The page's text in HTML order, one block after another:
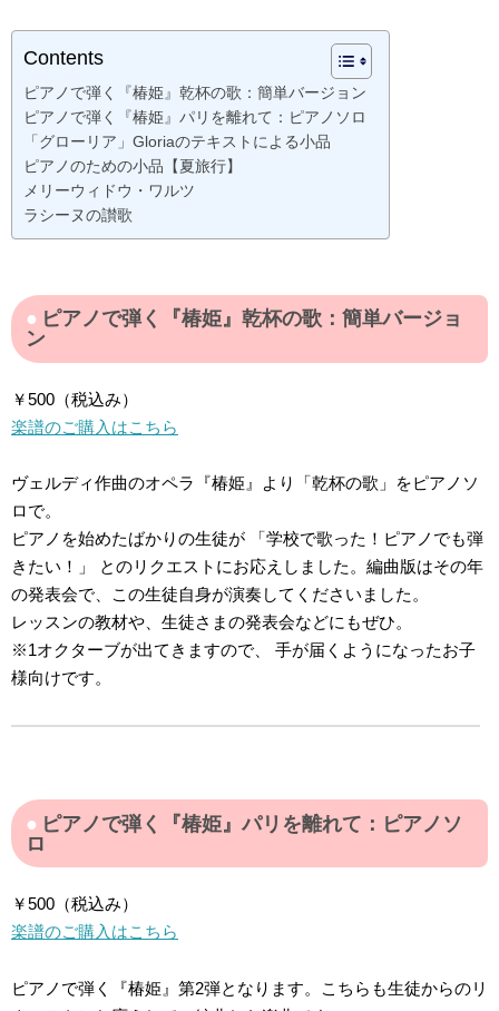
Contents
ピアノで弾く『椿姫』乾杯の歌：簡単バージョン
ピアノで弾く『椿姫』パリを離れて：ピアノソロ
「グローリア」Gloriaのテキストによる小品
ピアノのための小品【夏旅行】
メリーウィドウ・ワルツ
ラシーヌの讃歌
ピアノで弾く『椿姫』乾杯の歌：簡単バージョ
ン
￥500（税込み）
楽譜のご購入はこちら
ヴェルディ作曲のオペラ『椿姫』より「乾杯の歌」をピアノソ
ロで。
ピアノを始めたばかりの生徒が 「学校で歌った！ピアノでも弾
きたい！」 とのリクエストにお応えしました。編曲版はその年
の発表会で、この生徒自身が演奏してくださいました。
レッスンの教材や、生徒さまの発表会などにもぜひ。
※1オクターブが出てきますので、 手が届くようになったお子
様向けです。
ピアノで弾く『椿姫』パリを離れて：ピアノソ
ロ
￥500（税込み）
楽譜のご購入はこちら
ピアノで弾く『椿姫』第2弾となります。こちらも生徒からのリ